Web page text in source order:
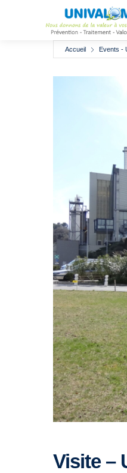
Accueil Events -
Visite –